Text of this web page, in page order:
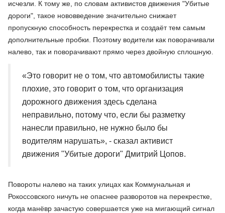
исчезли. К тому же, по словам активистов движения "Убитые
дороги", такое нововведение значительно снижает
пропускную способность перекрестка и создаёт тем самым
дополнительные пробки. Поэтому водители как поворачивали
налево, так и поворачивают прямо через двойную сплошную.
«Это говорит не о том, что автомобилисты такие
плохие, это говорит о том, что организация
дорожного движения здесь сделана
неправильно, потому что, если бы разметку
нанесли правильно, не нужно было бы
водителям нарушать», - сказал активист
движения "Убитые дороги" Дмитрий Цопов.
Повороты налево на таких улицах как Коммунальная и
Рокоссовского ничуть не опаснее разворотов на перекрестке,
когда манёвр зачастую совершается уже на мигающий сигнал